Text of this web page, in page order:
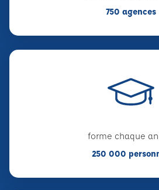
750 agences
forme chaque
250 000